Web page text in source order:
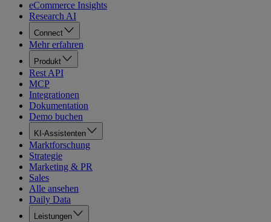
eCommerce Insights
Research AI
Connect
Mehr erfahren
Produkt
Rest API
MCP
Integrationen
Dokumentation
Demo buchen
KI-Assistenten
Marktforschung
Strategie
Marketing & PR
Sales
Alle ansehen
Daily Data
Leistungen